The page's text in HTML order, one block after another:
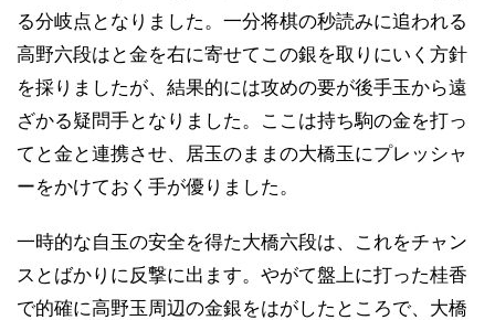
る分岐点となりました。一分将棋の秒読みに追われる
高野六段はと金を右に寄せてこの銀を取りにいく方針
を採りましたが、結果的には攻めの要が後手玉から遠
ざかる疑問手となりました。ここは持ち駒の金を打っ
てと金と連携させ、居玉のままの大橋玉にプレッシャ
ーをかけておく手が優りました。
一時的な自玉の安全を得た大橋六段は、これをチャン
スとばかりに反撃に出ます。やがて盤上に打った桂香
で的確に高野玉周辺の金銀をはがしたところで、大橋